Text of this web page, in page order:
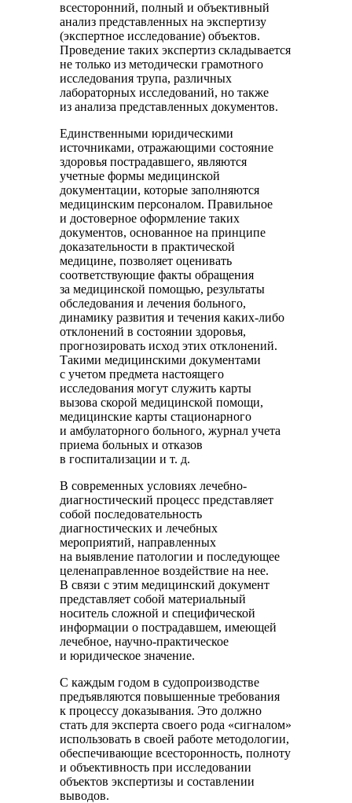
всесторонний, полный и объективный
анализ представленных на экспертизу
(экспертное исследование) объектов.
Проведение таких экспертиз складывается
не только из методически грамотного
исследования трупа, различных
лабораторных исследований, но также
из анализа представленных документов.
Единственными юридическими
источниками, отражающими состояние
здоровья пострадавшего, являются
учетные формы медицинской
документации, которые заполняются
медицинским персоналом. Правильное
и достоверное оформление таких
документов, основанное на принципе
доказательности в практической
медицине, позволяет оценивать
соответствующие факты обращения
за медицинской помощью, результаты
обследования и лечения больного,
динамику развития и течения каких-либо
отклонений в состоянии здоровья,
прогнозировать исход этих отклонений.
Такими медицинскими документами
с учетом предмета настоящего
исследования могут служить карты
вызова скорой медицинской помощи,
медицинские карты стационарного
и амбулаторного больного, журнал учета
приема больных и отказов
в госпитализации и т. д.
В современных условиях лечебно-
диагностический процесс представляет
собой последовательность
диагностических и лечебных
мероприятий, направленных
на выявление патологии и последующее
целенаправленное воздействие на нее.
В связи с этим медицинский документ
представляет собой материальный
носитель сложной и специфической
информации о пострадавшем, имеющей
лечебное, научно-практическое
и юридическое значение.
С каждым годом в судопроизводстве
предъявляются повышенные требования
к процессу доказывания. Это должно
стать для эксперта своего рода «сигналом»
использовать в своей работе методологии,
обеспечивающие всесторонность, полноту
и объективность при исследовании
объектов экспертизы и составлении
выводов.